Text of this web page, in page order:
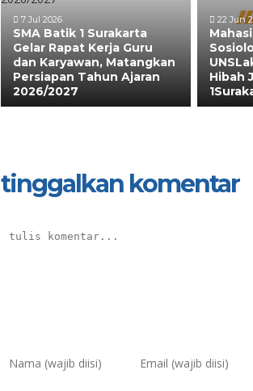
7 Jul 2026
SMA Batik 1 Surakarta
Gelar Rapat Kerja Guru
dan Karyawan, Matangkan
Persiapan Tahun Ajaran
2026/2027
22 Jun
Hibah
tinggalkan komentar